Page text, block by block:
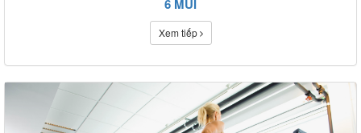
6 MÚI
Xem tiếp